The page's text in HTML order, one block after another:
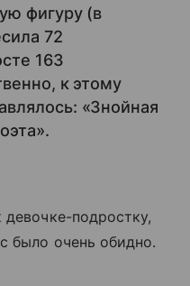
фигуру (в
72
163
к этому
«Знойная
подростку,
было очень обидно.